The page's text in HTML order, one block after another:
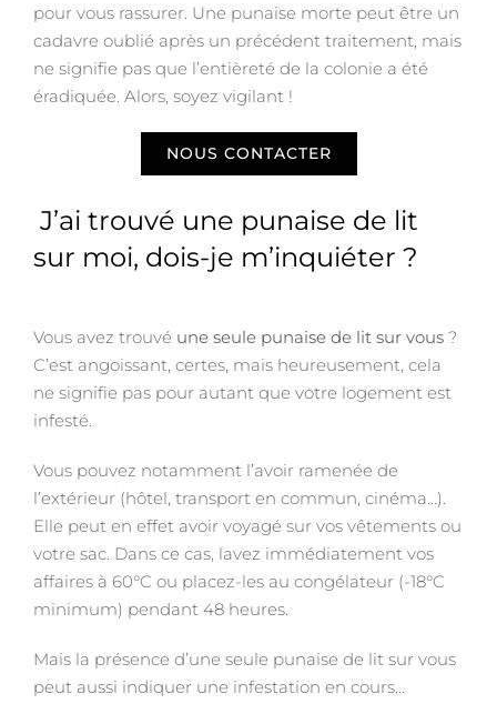
pour vous rassurer. Une punaise morte peut être un
cadavre oublié après un précédent traitement, mais
ne signifie pas que l’entièreté de la colonie a été
éradiquée. Alors, soyez vigilant !
NOUS CONTACTER
J’ai trouvé une punaise de lit
sur moi, dois-je m’inquiéter ?
Vous avez trouvé une seule punaise de lit sur vous ?
C’est angoissant, certes, mais heureusement, cela
ne signifie pas pour autant que votre logement est
infesté.
Vous pouvez notamment l’avoir ramenée de
l’extérieur (hôtel, transport en commun, cinéma…).
Elle peut en effet avoir voyagé sur vos vêtements ou
votre sac. Dans ce cas, lavez immédiatement vos
affaires à 60°C ou placez-les au congélateur (-18°C
minimum) pendant 48 heures.
Mais la présence d’une seule punaise de lit sur vous
peut aussi indiquer une infestation en cours…